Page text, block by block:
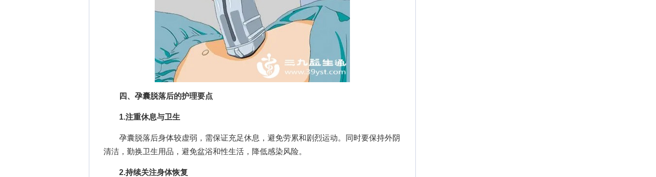
四、孕囊脱落后的护理要点
1.注重休息与卫生
孕囊脱落后身体较虚弱，需保证充足休息，避免劳累和剧烈运动。同时要保持外阴
清洁，勤换卫生用品，避免盆浴和性生活，降低感染风险。
2.持续关注身体恢复